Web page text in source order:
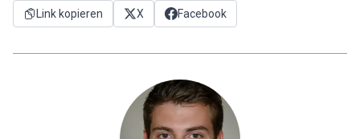
Link kopieren X Facebook